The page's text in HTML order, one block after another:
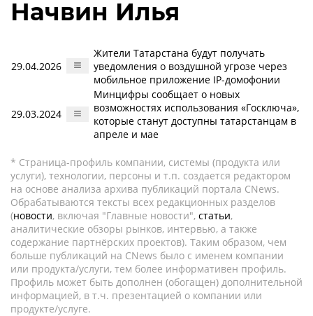
Начвин Илья
29.04.2026
Жители Татарстана будут получать
уведомления о воздушной угрозе через
мобильное приложение IP-домофонии
29.03.2024
Минцифры сообщает о новых
возможностях использования «Госключа»,
которые станут доступны татарстанцам в
апреле и мае
* Страница-профиль компании, системы (продукта или
услуги), технологии, персоны и т.п. создается редактором
на основе анализа архива публикаций портала CNews.
Обрабатываются тексты всех редакционных разделов
(новости, включая "Главные новости", статьи,
аналитические обзоры рынков, интервью, а также
содержание партнёрских проектов). Таким образом, чем
больше публикаций на CNews было с именем компании
или продукта/услуги, тем более информативен профиль.
Профиль может быть дополнен (обогащен) дополнительной
информацией, в т.ч. презентацией о компании или
продукте/услуге.